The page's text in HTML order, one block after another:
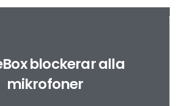
blockerar alla
mikrofoner